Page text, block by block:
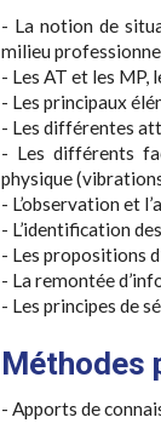
- La notion de
milieu
- Les AT et les MP,
- Les principaux
- Les différentes
- Les différents
physique
- L’observation et
- L’identification
- Les propositions
- La remontée
- Les principes de
Méthodes
- Apports de